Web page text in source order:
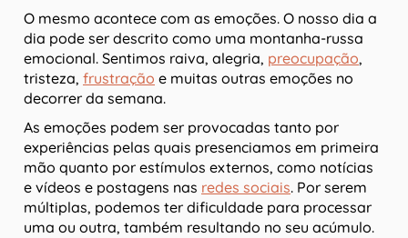
O mesmo acontece com as emoções. O nosso dia a
dia pode ser descrito como uma montanha-russa
emocional. Sentimos raiva, alegria, preocupação,
tristeza, frustração e muitas outras emoções no
decorrer da semana.
As emoções podem ser provocadas tanto por
experiências pelas quais presenciamos em primeira
mão quanto por estímulos externos, como notícias
e vídeos e postagens nas redes sociais. Por serem
múltiplas, podemos ter dificuldade para processar
uma ou outra, também resultando no seu acúmulo.